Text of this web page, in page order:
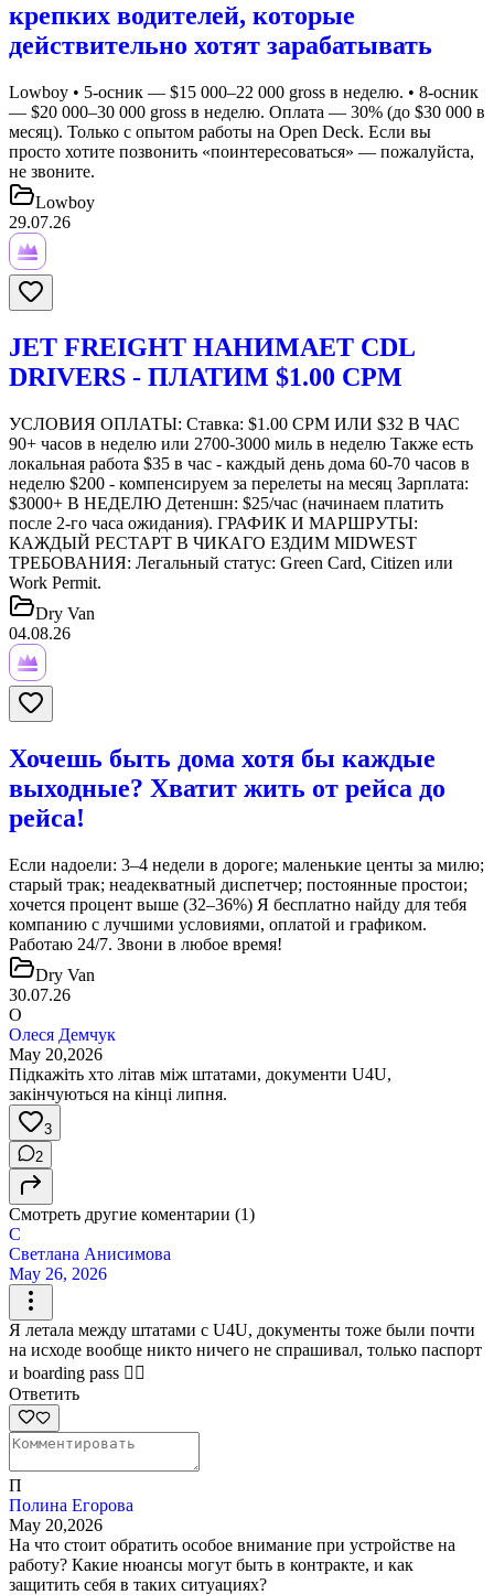
крепких водителей, которые
действительно хотят зарабатывать
Lowboy • 5-осник — $15 000–22 000 gross в неделю. • 8-осник
— $20 000–30 000 gross в неделю. Оплата — 30% (до $30 000 в
месяц). Только с опытом работы на Open Deck. Если вы
просто хотите позвонить «поинтересоваться» — пожалуйста,
не звоните.
Lowboy
29.07.26
JET FREIGHT НАНИМАЕТ CDL
DRIVERS - ПЛАТИМ $1.00 CPM
УСЛОВИЯ ОПЛАТЫ: Ставка: $1.00 CPM ИЛИ $32 В ЧАС
90+ часов в неделю или 2700-3000 миль в неделю Также есть
локальная работа $35 в час - каждый день дома 60-70 часов в
неделю $200 - компенсируем за перелеты на месяц Зарплата:
$3000+ В НЕДЕЛЮ Детеншн: $25/час (начинаем платить
после 2-го часа ожидания). ГРАФИК И МАРШРУТЫ:
КАЖДЫЙ РЕСТАРТ В ЧИКАГО ЕЗДИМ MIDWEST
ТРЕБОВАНИЯ: Легальный статус: Green Card, Citizen или
Work Permit.
Dry Van
04.08.26
Хочешь быть дома хотя бы каждые
выходные? Хватит жить от рейса до
рейса!
Если надоели: 3–4 недели в дороге; маленькие центы за милю;
старый трак; неадекватный диспетчер; постоянные простои;
хочется процент выше (32–36%) Я бесплатно найду для тебя
компанию с лучшими условиями, оплатой и графиком.
Работаю 24/7. Звони в любое время!
Dry Van
30.07.26
О
Олеся Демчук
May 20,2026
Підкажіть хто літав між штатами, документи U4U,
закінчуються на кінці липня.
3
2
Смотреть другие коментарии (1)
С
Светлана Анисимова
May 26, 2026
Я летала между штатами с U4U, документы тоже были почти
на исходе вообще никто ничего не спрашивал, только паспорт
и boarding pass 🤷‍♀️
Ответить
П
Полина Егорова
May 20,2026
На что стоит обратить особое внимание при устройстве на
работу? Какие нюансы могут быть в контракте, и как
защитить себя в таких ситуациях?